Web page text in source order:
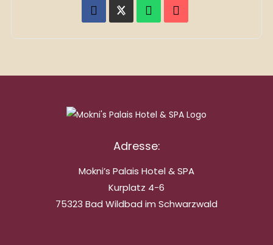
Adresse:
Mokni’s Palais Hotel & SPA
Kurplatz 4-6
75323 Bad Wildbad im Schwarzwald